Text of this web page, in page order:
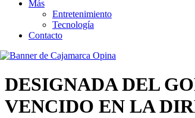
Más
Entretenimiento
Tecnología
Contacto
DESIGNADA DEL
VENCIDO EN LA